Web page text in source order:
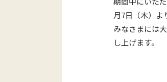
月7日（木）よ
みなさまには
し上げます。